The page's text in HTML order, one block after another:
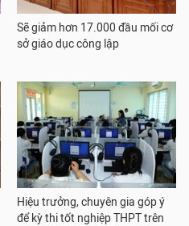
Sẽ giảm hơn 17.000 đầu mối cơ
sở giáo dục công lập
Hiệu trưởng, chuyên gia góp ý
để kỳ thi tốt nghiệp THPT trên